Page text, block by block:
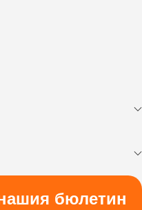
бюлетин